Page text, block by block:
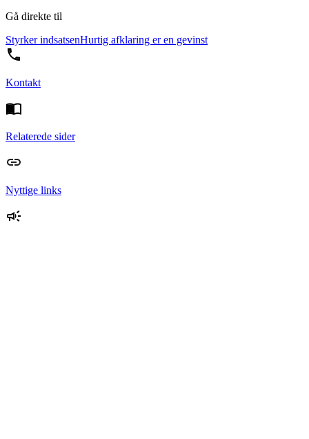
Gå direkte til
Styrker indsatsenHurtig afklaring er en gevinst
Kontakt
Relaterede sider
Nyttige links